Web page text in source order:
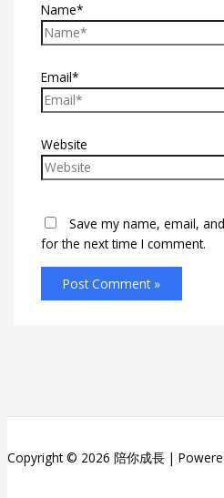
Name*
Email*
Website
Save my name, email,
for the next time I comment.
Copyright © 2026 陪你成長 |